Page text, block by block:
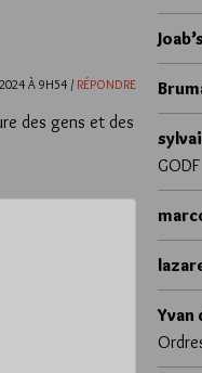
2024 À 9H54 / RÉPONDRE
des gens et des
Joab’s
GODF
Yvan